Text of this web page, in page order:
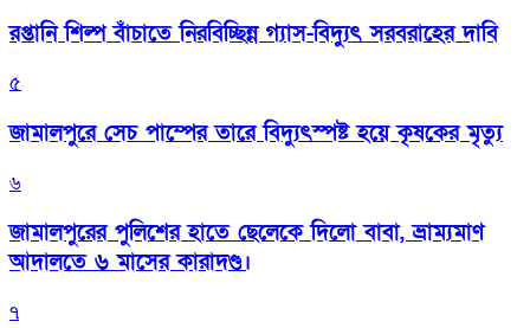
রপ্তানি শিল্প বাঁচাতে নিরবিচ্ছিন্ন গ্যাস-বিদ্যুৎ সরবরাহের দাবি
৫
জামালপুরে সেচ পাম্পের তারে বিদ্যুৎস্পষ্ট হয়ে কৃষকের মৃত্যু
৬
জামালপুরের পুলিশের হাতে ছেলেকে দিলো বাবা, ভ্রাম্যমাণ
আদালতে ৬ মাসের কারাদণ্ড।
৭